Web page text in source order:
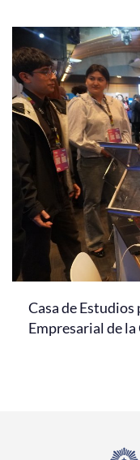
Casa de
Empresarial de la